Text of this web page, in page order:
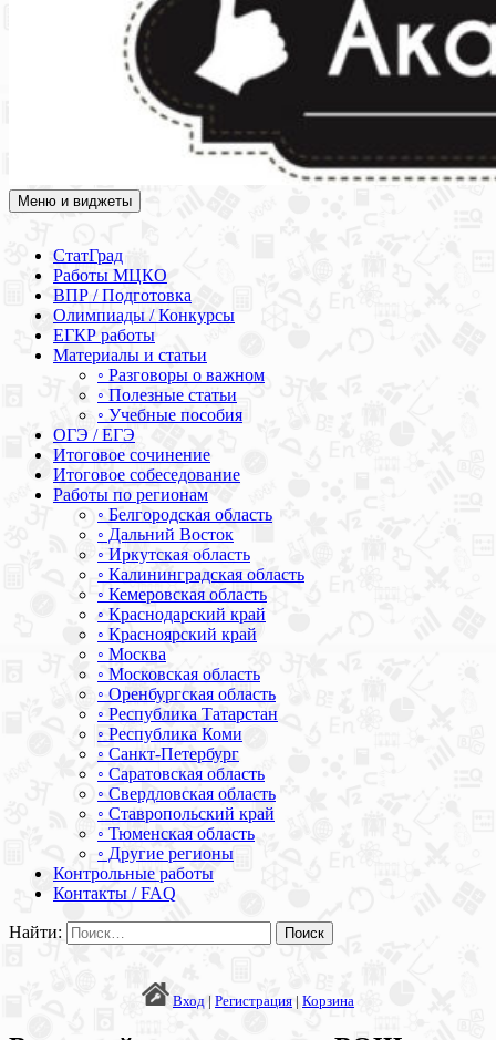
Академия СОВА
Подготовка к ЕГЭ, ОГЭ, ВПР, МЦКО, СтатГрад, КДР, ВОШ,
Меню и виджеты
СтатГрад
Работы МЦКО
ВПР / Подготовка
Олимпиады / Конкурсы
ЕГКР работы
Материалы и статьи
◦ Разговоры о важном
◦ Полезные статьи
◦ Учебные пособия
ОГЭ / ЕГЭ
Итоговое сочинение
Итоговое собеседование
Работы по регионам
◦ Белгородская область
◦ Дальний Восток
◦ Иркутская область
◦ Калининградская область
◦ Кемеровская область
◦ Краснодарский край
◦ Красноярский край
◦ Москва
◦ Московская область
◦ Оренбургская область
◦ Республика Татарстан
◦ Республика Коми
◦ Санкт-Петербург
◦ Саратовская область
◦ Свердловская область
◦ Ставропольский край
◦ Тюменская область
◦ Другие регионы
Контрольные работы
Контакты / FAQ
Найти:
Вход | Регистрация | Корзина